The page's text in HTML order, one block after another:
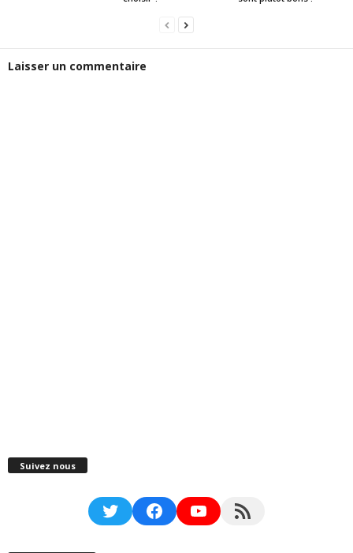
Laisser un commentaire
Suivez nous
TwitterFacebookYouTubeRSS Feed